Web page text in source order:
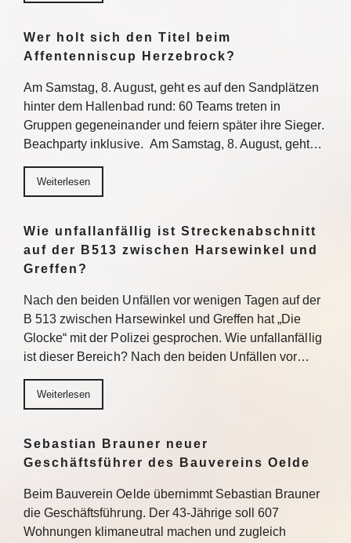
Wer holt sich den Titel beim
Affentenniscup Herzebrock?
Am Samstag, 8. August, geht es auf den Sandplätzen
hinter dem Hallenbad rund: 60 Teams treten in
Gruppen gegeneinander und feiern später ihre Sieger.
Beachparty inklusive. Am Samstag, 8. August, geht…
Weiterlesen
Wie unfallanfällig ist Streckenabschnitt
auf der B513 zwischen Harsewinkel und
Greffen?
Nach den beiden Unfällen vor wenigen Tagen auf der
B 513 zwischen Harsewinkel und Greffen hat „Die
Glocke“ mit der Polizei gesprochen. Wie unfallanfällig
ist dieser Bereich? Nach den beiden Unfällen vor…
Weiterlesen
Sebastian Brauner neuer
Geschäftsführer des Bauvereins Oelde
Beim Bauverein Oelde übernimmt Sebastian Brauner
die Geschäftsführung. Der 43-Jährige soll 607
Wohnungen klimaneutral machen und zugleich